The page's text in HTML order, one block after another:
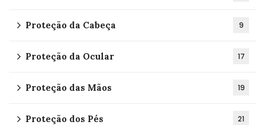
Proteção da Cabeça 9
Proteção da Ocular 17
Proteção das Mãos 19
Proteção dos Pés 21